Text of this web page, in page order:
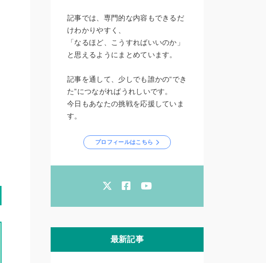
記事では、専門的な内容もできるだ
けわかりやすく、
「なるほど、こうすればいいのか」
と思えるようにまとめています。
記事を通して、少しでも誰かの“でき
た”につながればうれしいです。
今日もあなたの挑戦を応援していま
す。
プロフィールはこちら
最新記事